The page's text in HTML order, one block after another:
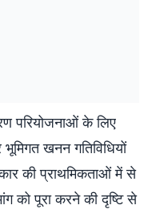
परियोजनाओं के लिए
भूमिगत खनन गतिविधियों
की प्राथमिकताओं में से
को पूरा करने की दृष्टि से